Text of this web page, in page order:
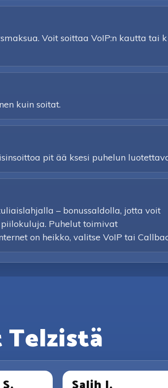
Voit soittaa VoIP:n kautta tai
kuin soitat.
pit ää ksesi puhelun
– bonussaldolla, jotta voit
Puhelut toimivat
on heikko, valitse VoIP tai